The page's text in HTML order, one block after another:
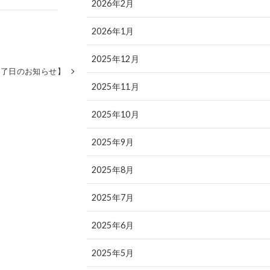
日のお知らせ】
2026年2月
2026年1月
2025年12月
2025年11月
2025年10月
2025年9月
2025年8月
2025年7月
2025年6月
2025年5月